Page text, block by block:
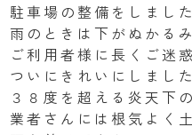
駐車場の整備をしました
雨のときは下がぬかるみ
ご利用者様に長くご迷
ついにきれいにしました
３８度を超える炎天下
業者さんには根気よく